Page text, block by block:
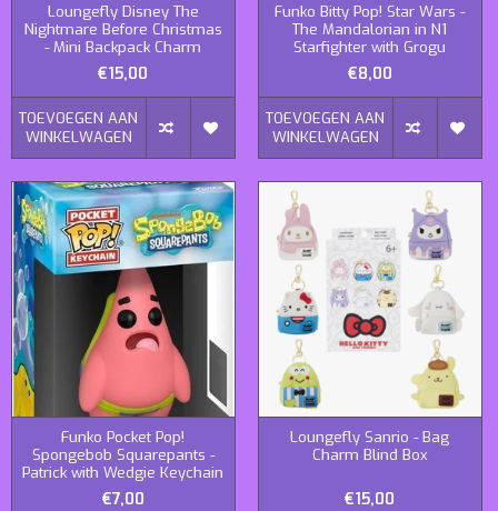
Loungefly Disney The
Nightmare Before Christmas
- Mini Backpack Charm
€15,00
TOEVOEGEN AAN
WINKELWAGEN
Funko Bitty Pop! Star Wars -
The Mandalorian in N1
Starfighter with Grogu
€8,00
TOEVOEGEN AAN
WINKELWAGEN
Funko Pocket Pop!
Spongebob Squarepants -
Patrick with Wedgie Keychain
€7,00
Loungefly Sanrio - Bag
Charm Blind Box
€15,00